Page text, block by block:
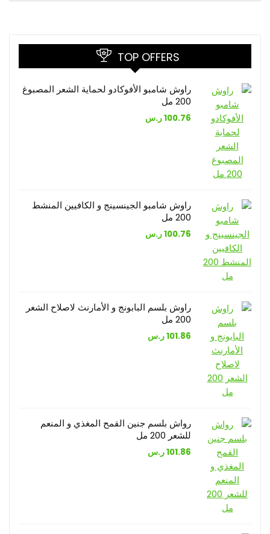
TOP OFFERS
راوش شامبو الأفوكادو لحماية الشعر المصبوغ
200 مل
100.76ر.س
راوش شامبو الجينسينج و الكافيين المنشط
200 مل
100.76ر.س
راوش بلسم البابونج و الأمارنث لاصلاح الشعر
200 مل
101.86ر.س
رواش بلسم جنين القمح المغذي و المنعم
للشعر 200 مل
101.86ر.س